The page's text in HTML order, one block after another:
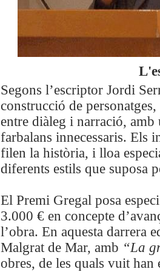
Segons l’escriptor Jordi
construcció de
entre diàleg i narració, amb
farbalans innecessaris. Els
filen la història, i lloa
diferents estils que suposa
El Premi Gregal posa
3.000 € en concepte
l’obra. En aquesta darrera
Malgrat de Mar, amb “La
obres, de les quals vuit han